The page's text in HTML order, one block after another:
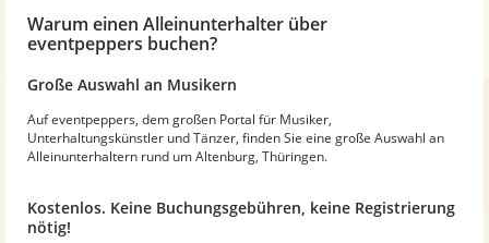
Warum einen Alleinunterhalter über
eventpeppers buchen?
Große Auswahl an Musikern
Auf eventpeppers, dem großen Portal für Musiker,
Unterhaltungskünstler und Tänzer, finden Sie eine große Auswahl an
Alleinunterhaltern rund um Altenburg, Thüringen.
Kostenlos. Keine Buchungsgebühren, keine Registrierung
nötig!